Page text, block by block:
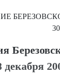
декабря